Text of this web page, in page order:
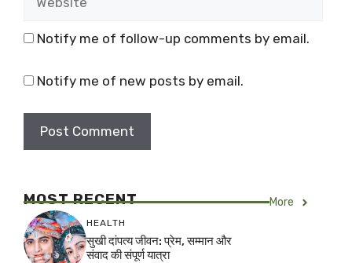
Notify me of follow-up comments by email.
Notify me of new posts by email.
MOST RECENT More
HEALTH
सुखी दांपत्य जीवन: प्रेम, सम्मान और
संवाद की संपूर्ण यात्रा